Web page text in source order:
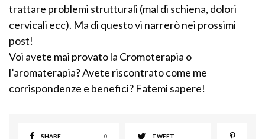
trattare problemi strutturali (mal di schiena, dolori
cervicali ecc). Ma di questo vi narrerò nei prossimi
post!
Voi avete mai provato la Cromoterapia o
l’aromaterapia? Avete riscontrato come me
corrispondenze e benefici? Fatemi sapere!
SHARE 0 TWEET